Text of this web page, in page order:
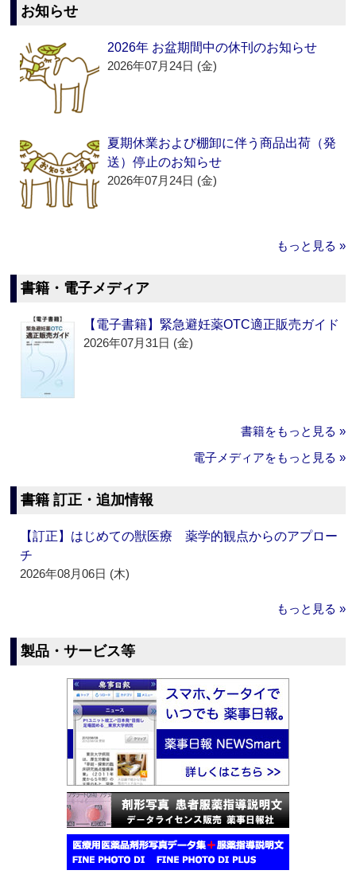
お知らせ
2026年 お盆期間中の休刊のお知らせ
2026年07月24日 (金)
夏期休業および棚卸に伴う商品出荷（発
送）停止のお知らせ
2026年07月24日 (金)
もっと見る »
書籍・電子メディア
【電子書籍】緊急避妊薬OTC適正販売ガイド
2026年07月31日 (金)
書籍をもっと見る »
電子メディアをもっと見る »
書籍 訂正・追加情報
【訂正】はじめての獣医療 薬学的観点からのアプロー
チ
2026年08月06日 (木)
もっと見る »
製品・サービス等